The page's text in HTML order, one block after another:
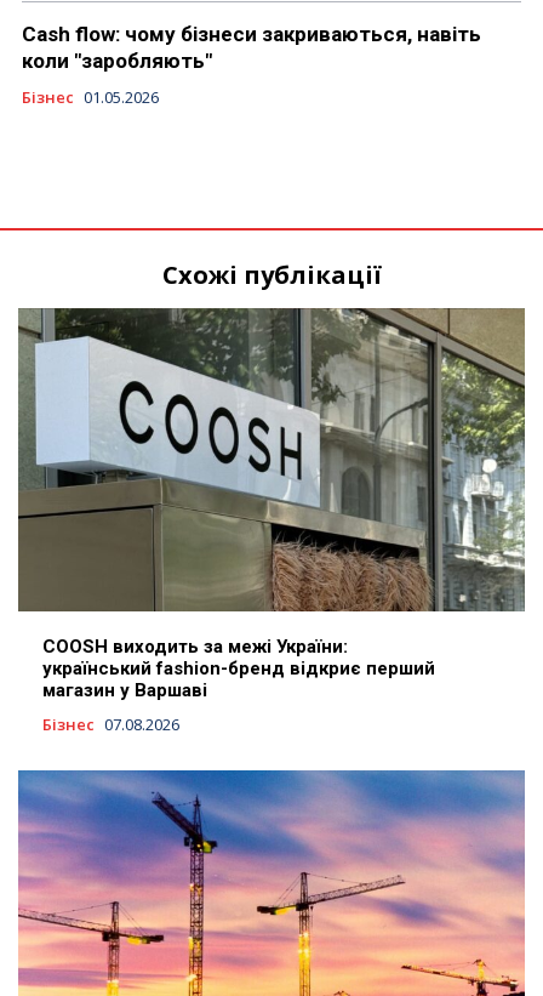
Cash flow: чому бізнеси закриваються, навіть
коли "заробляють"
Бізнес 01.05.2026
Схожі публікації
COOSH виходить за межі України:
український fashion-бренд відкриє перший
магазин у Варшаві
Бізнес 07.08.2026